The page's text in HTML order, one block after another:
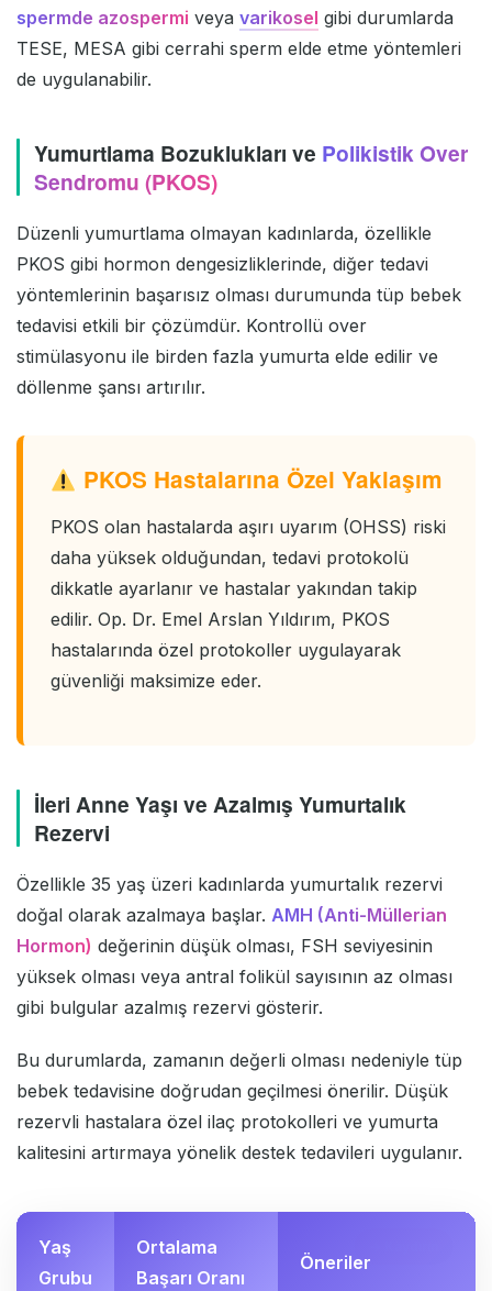
spermde azospermi veya varikosel gibi durumlarda
TESE, MESA gibi cerrahi sperm elde etme yöntemleri
de uygulanabilir.
Yumurtlama Bozuklukları ve Polikistik Over
Sendromu (PKOS)
Düzenli yumurtlama olmayan kadınlarda, özellikle
PKOS gibi hormon dengesizliklerinde, diğer tedavi
yöntemlerinin başarısız olması durumunda tüp bebek
tedavisi etkili bir çözümdür. Kontrollü over
stimülasyonu ile birden fazla yumurta elde edilir ve
döllenme şansı artırılır.
PKOS Hastalarına Özel Yaklaşım
PKOS olan hastalarda aşırı uyarım (OHSS) riski
daha yüksek olduğundan, tedavi protokolü
dikkatle ayarlanır ve hastalar yakından takip
edilir. Op. Dr. Emel Arslan Yıldırım, PKOS
hastalarında özel protokoller uygulayarak
güvenliği maksimize eder.
İleri Anne Yaşı ve Azalmış Yumurtalık
Rezervi
Özellikle 35 yaş üzeri kadınlarda yumurtalık rezervi
doğal olarak azalmaya başlar. AMH (Anti-Müllerian
Hormon) değerinin düşük olması, FSH seviyesinin
yüksek olması veya antral folikül sayısının az olması
gibi bulgular azalmış rezervi gösterir.
Bu durumlarda, zamanın değerli olması nedeniyle tüp
bebek tedavisine doğrudan geçilmesi önerilir. Düşük
rezervli hastalara özel ilaç protokolleri ve yumurta
kalitesini artırmaya yönelik destek tedavileri uygulanır.
Yaş
Grubu
Ortalama
Başarı Oranı
Öneriler